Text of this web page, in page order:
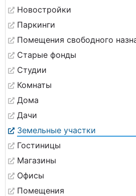
Новостройки
Паркинги
Помещения свободного
Старые фонды
Студии
Комнаты
Дома
Дачи
Земельные участки
Гостиницы
Магазины
Офисы
Помещения